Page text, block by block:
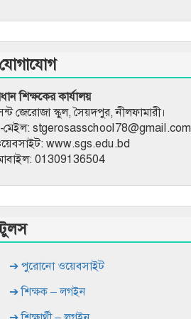
যোগাযোগ
শিক্ষকের কার্যালয়
জেরোজা স্কুল, সৈয়দপুর, নীলফামারী।
মেইল: stgerosasschool78@gmail.com
www.sgs.edu.bd
01309136504
টুলস
➔ পুরোনো ওয়েবসাইট
➔ শিক্ষক – লগইন